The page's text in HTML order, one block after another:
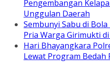
Pengembangan
Unggulan Daerah
Sembunyi Sabu di
Pria Warga Girimukti
Hari Bhayangkara
Lewat Program Bedah